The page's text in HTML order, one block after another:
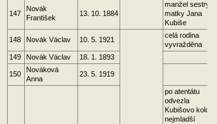
147
Novák
František
13. 10. 1884
manžel sestry
matky Jana
Kubiše
148 Novák Václav 10. 5. 1921
celá rodina
vyvražděna
149
Novák Václav 18. 1. 1893
150
Nováková
Anna
23. 5. 1919
po atentátu
odvezla
Kubišovo kolo
nejmladší